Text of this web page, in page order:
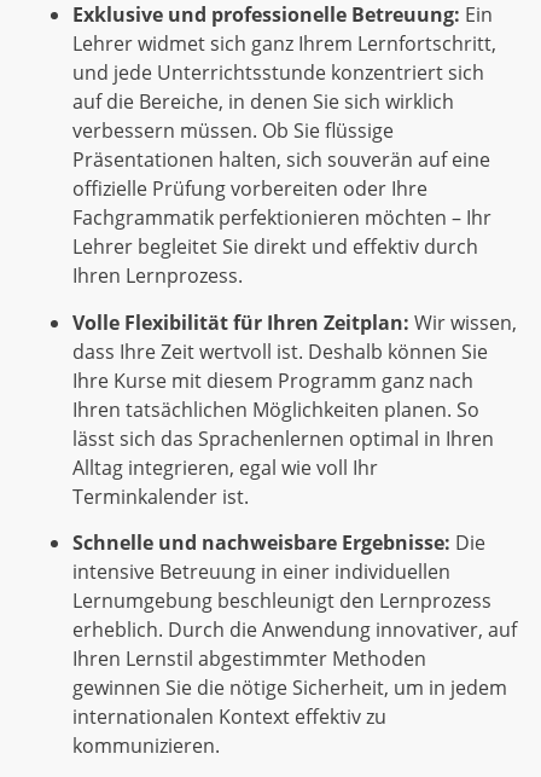
Exklusive und professionelle Betreuung: Ein
Lehrer widmet sich ganz Ihrem Lernfortschritt,
und jede Unterrichtsstunde konzentriert sich
auf die Bereiche, in denen Sie sich wirklich
verbessern müssen. Ob Sie flüssige
Präsentationen halten, sich souverän auf eine
offizielle Prüfung vorbereiten oder Ihre
Fachgrammatik perfektionieren möchten – Ihr
Lehrer begleitet Sie direkt und effektiv durch
Ihren Lernprozess.
Volle Flexibilität für Ihren Zeitplan: Wir wissen,
dass Ihre Zeit wertvoll ist. Deshalb können Sie
Ihre Kurse mit diesem Programm ganz nach
Ihren tatsächlichen Möglichkeiten planen. So
lässt sich das Sprachenlernen optimal in Ihren
Alltag integrieren, egal wie voll Ihr
Terminkalender ist.
Schnelle und nachweisbare Ergebnisse: Die
intensive Betreuung in einer individuellen
Lernumgebung beschleunigt den Lernprozess
erheblich. Durch die Anwendung innovativer, auf
Ihren Lernstil abgestimmter Methoden
gewinnen Sie die nötige Sicherheit, um in jedem
internationalen Kontext effektiv zu
kommunizieren.